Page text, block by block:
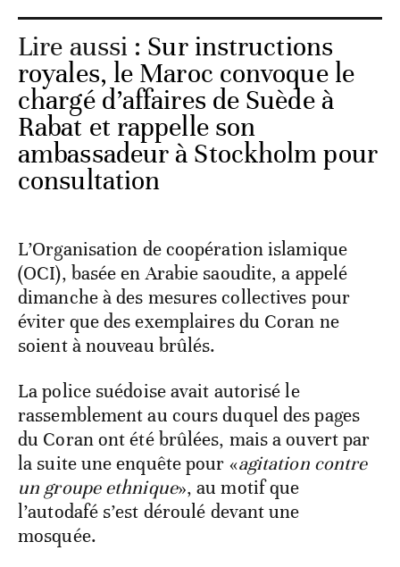
Lire aussi : Sur instructions
royales, le Maroc convoque le
chargé d’affaires de Suède à
Rabat et rappelle son
ambassadeur à Stockholm pour
consultation
L’Organisation de coopération islamique
(OCI), basée en Arabie saoudite, a appelé
dimanche à des mesures collectives pour
éviter que des exemplaires du Coran ne
soient à nouveau brûlés.
La police suédoise avait autorisé le
rassemblement au cours duquel des pages
du Coran ont été brûlées, mais a ouvert par
la suite une enquête pour «agitation contre
un groupe ethnique», au motif que
l’autodafé s’est déroulé devant une
mosquée.